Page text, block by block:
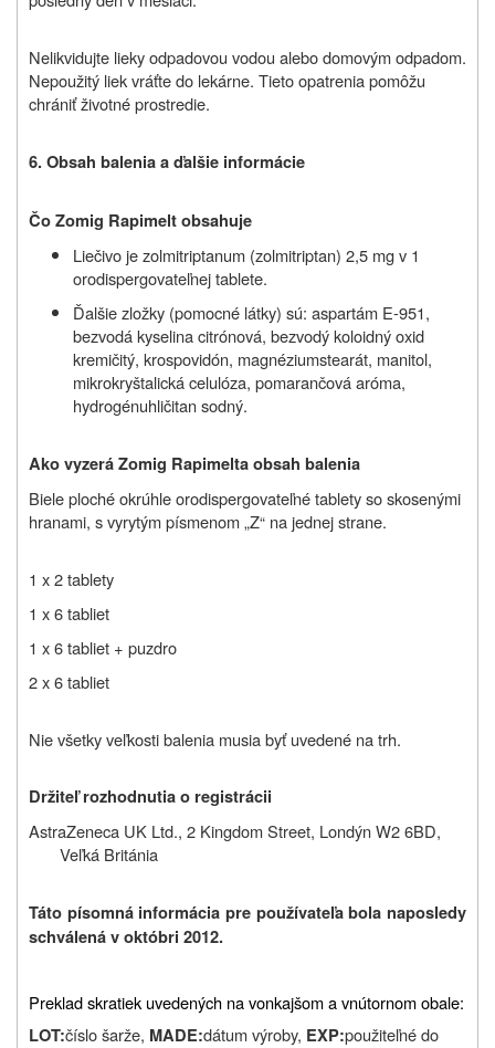
Nelikvidujte lieky odpadovou vodou alebo domovým odpadom.
Nepoužitý liek vráťte do lekárne. Tieto opatrenia pomôžu
chrániť životné prostredie.
6.Obsah balenia a ďalšie informácie
ČoZomig Rapimeltobsahuje
Liečivo je zolmitriptanum (zolmitriptan) 2,5 mg v 1
orodispergovateľnej tablete.
Ďalšie zložky (pomocné látky) sú: aspartám E-951,
bezvodá kyselina citrónová, bezvodý koloidný oxid
kremičitý, krospovidón, magnéziumstearát, manitol,
mikrokryštalická celulóza, pomarančová aróma,
hydrogénuhličitan sodný.
Ako vyzerá Zomig Rapimeltaobsah balenia
Biele ploché okrúhle orodispergovateľné tablety so skosenými
hranami, s vyrytým písmenom „Z“ na jednej strane.
1 x 2 tablety
1 x 6 tabliet
1 x 6 tabliet + puzdro
2 x 6 tabliet
Nie všetky veľkosti balenia musia byť uvedené na trh.
Držiteľ rozhodnutia o registrácii
AstraZeneca UK Ltd., 2 Kingdom Street, Londýn W2 6BD,
Veľká Británia
Táto písomná informácia pre používateľa bola naposledy
schválená v októbri 2012.
Preklad skratiek uvedených na vonkajšom a vnútornom obale:
LOT:číslo šarže, MADE:dátum výroby, EXP:použiteľné do